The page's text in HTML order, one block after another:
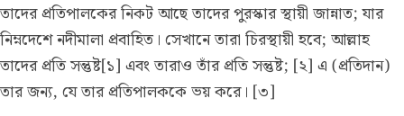
তাদের প্রতিপালকের নিকট আছে তাদের পুরস্কার স্থায়ী জান্নাত; যার
নিম্নদেশে নদীমালা প্রবাহিত। সেখানে তারা চিরস্থায়ী হবে; আল্লাহ
তাদের প্রতি সন্তুষ্ট[১] এবং তারাও তাঁর প্রতি সন্তুষ্ট; [২] এ (প্রতিদান)
তার জন্য, যে তার প্রতিপালককে ভয় করে। [৩]